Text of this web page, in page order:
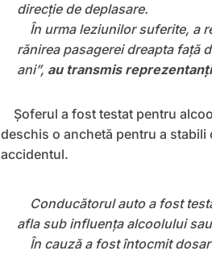
direcție de deplasare.
În urma leziunilor suferite, a
rănirea pasagerei dreapta față
ani”, au transmis
Șoferul a fost testat pentru
deschis o anchetă pentru a
accidentul.
Conducătorul auto a fost
afla sub influența alcoolului
În cauză a fost întocmit